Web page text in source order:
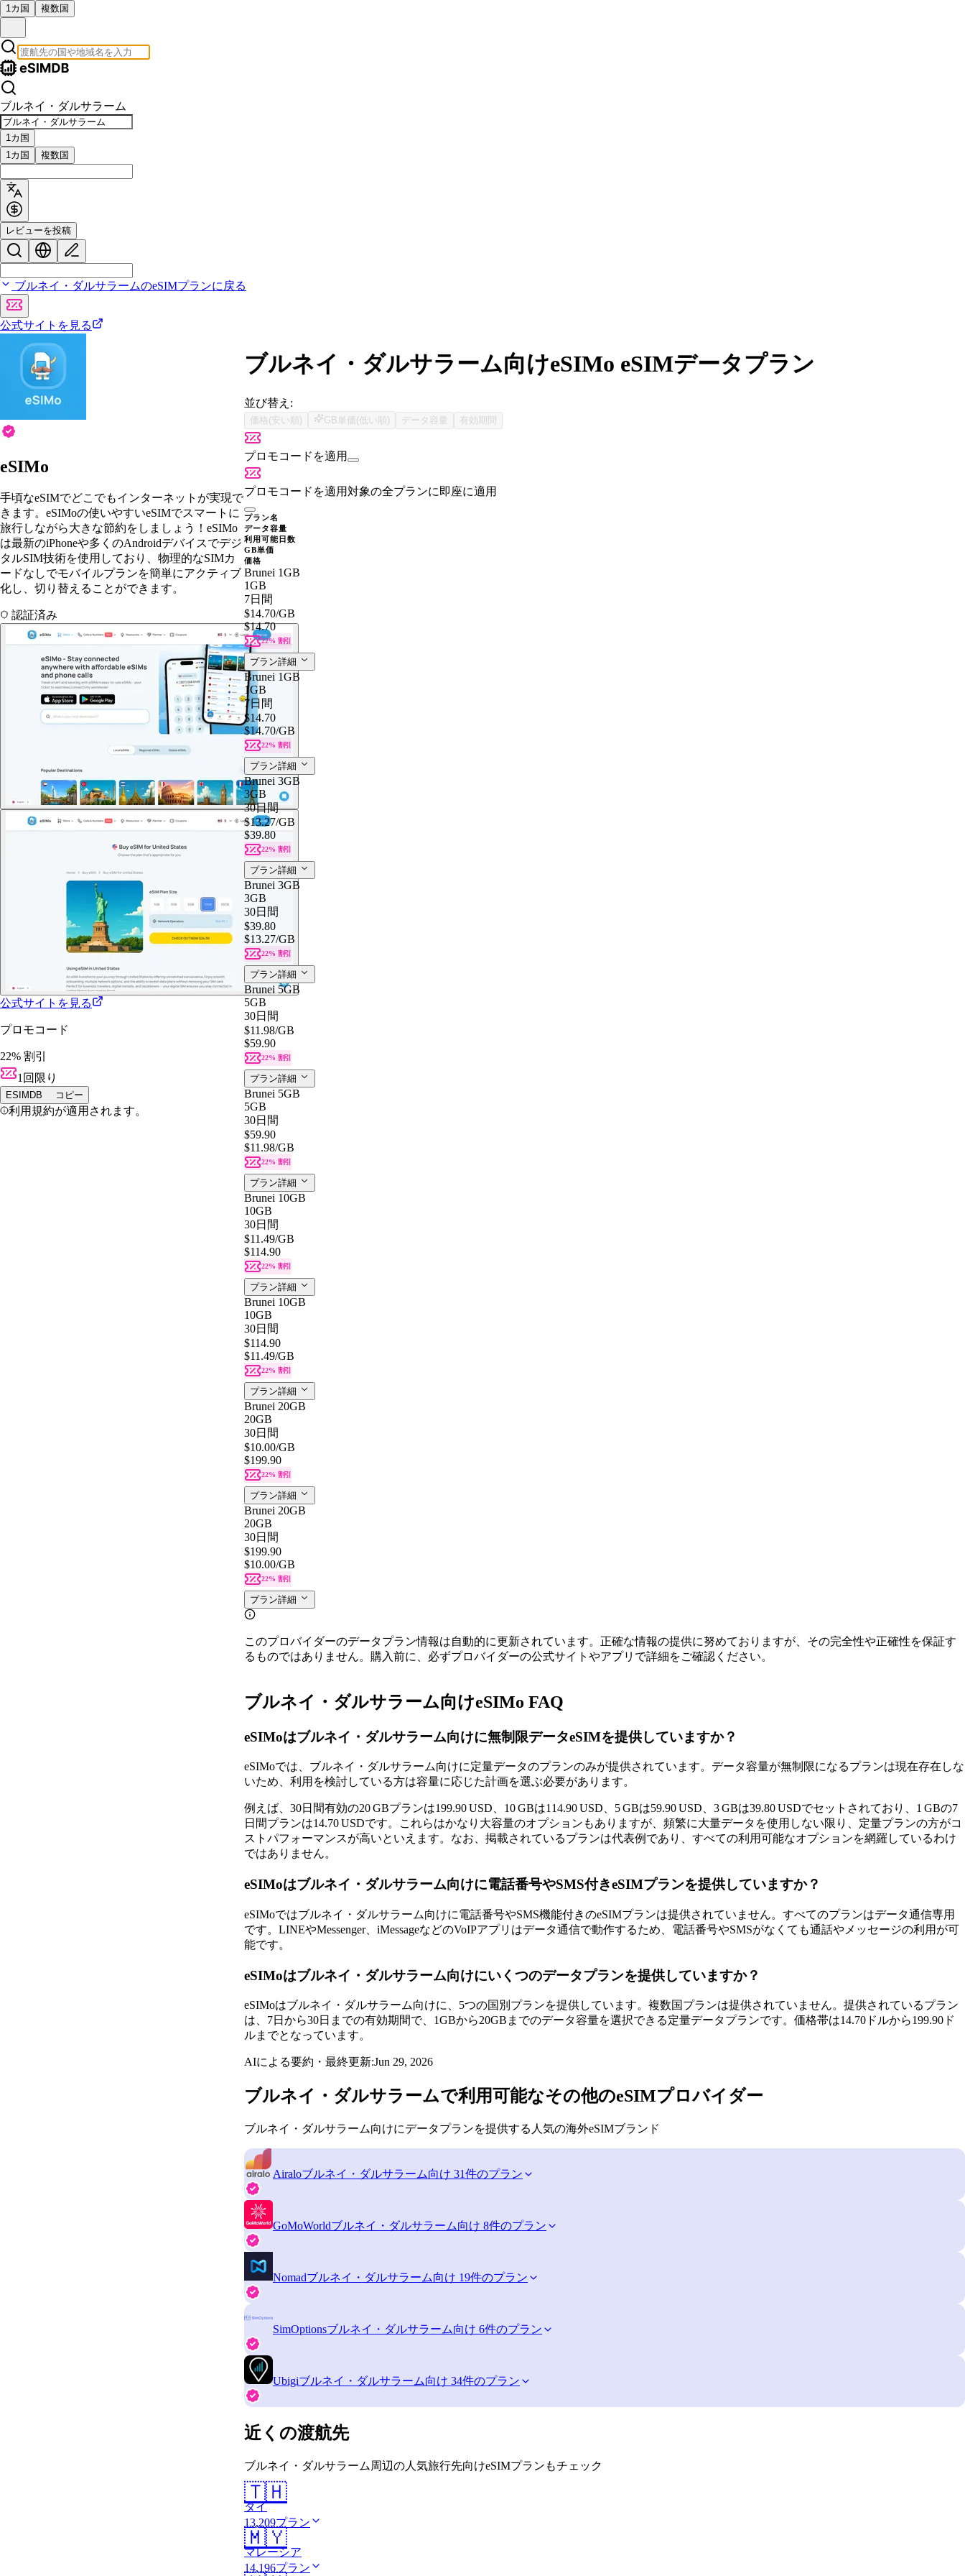
1カ国 複数国
ブルネイ・ダルサラーム
1カ国
1カ国
複数国
レビューを投稿
ブルネイ・ダルサラームのeSIMプランに戻る
公式サイトを見る
eSIMo
手頃なeSIMでどこでもインターネットが実現で
きます。eSIMoの使いやすいeSIMでスマートに
旅行しながら大きな節約をしましょう！eSIMo
は最新のiPhoneや多くのAndroidデバイスでデジ
タルSIM技術を使用しており、物理的なSIMカ
ードなしでモバイルプランを簡単にアクティブ
化し、切り替えることができます。
認証済み
公式サイトを見る
プロモコード
22% 割引
1回限り
ESIMDB コピー
利用規約が適用されます。
ブルネイ・ダルサラーム向けeSIMo eSIMデータプラン
並び替え:
価格(安い順) GB単価(低い順) データ容量 有効期間
プロモコードを適用
プロモコードを適用対象の全プランに即座に適用
プラン名
データ容量
利用可能日数
GB単価
価格
Brunei 1GB
1GB
7日間
$14.70/GB
$14.70
22% 割引
プラン詳細
Brunei 1GB
1GB
7日間
$14.70
$14.70/GB
22% 割引
プラン詳細
Brunei 3GB
3GB
30日間
$13.27/GB
$39.80
22% 割引
プラン詳細
Brunei 3GB
3GB
30日間
$39.80
$13.27/GB
22% 割引
プラン詳細
Brunei 5GB
5GB
30日間
$11.98/GB
$59.90
22% 割引
プラン詳細
Brunei 5GB
5GB
30日間
$59.90
$11.98/GB
22% 割引
プラン詳細
Brunei 10GB
10GB
30日間
$11.49/GB
$114.90
22% 割引
プラン詳細
Brunei 10GB
10GB
30日間
$114.90
$11.49/GB
22% 割引
プラン詳細
Brunei 20GB
20GB
30日間
$10.00/GB
$199.90
22% 割引
プラン詳細
Brunei 20GB
20GB
30日間
$199.90
$10.00/GB
22% 割引
プラン詳細
このプロバイダーのデータプラン情報は自動的に更新されています。正確な情報の提供に努めておりますが、その完全性や正確性を保証す
るものではありません。購入前に、必ずプロバイダーの公式サイトやアプリで詳細をご確認ください。
ブルネイ・ダルサラーム向けeSIMo FAQ
eSIMoはブルネイ・ダルサラーム向けに無制限データeSIMを提供していますか？
eSIMoでは、ブルネイ・ダルサラーム向けに定量データのプランのみが提供されています。データ容量が無制限になるプランは現在存在しな
いため、利用を検討している方は容量に応じた計画を選ぶ必要があります。
例えば、30日間有効の20 GBプランは199.90 USD、10 GBは114.90 USD、5 GBは59.90 USD、3 GBは39.80 USDでセットされており、1 GBの7
日間プランは14.70 USDです。これらはかなり大容量のオプションもありますが、頻繁に大量データを使用しない限り、定量プランの方がコ
ストパフォーマンスが高いといえます。なお、掲載されているプランは代表例であり、すべての利用可能なオプションを網羅しているわけ
ではありません。
eSIMoはブルネイ・ダルサラーム向けに電話番号やSMS付きeSIMプランを提供していますか？
eSIMoではブルネイ・ダルサラーム向けに電話番号やSMS機能付きのeSIMプランは提供されていません。すべてのプランはデータ通信専用
です。LINEやMessenger、iMessageなどのVoIPアプリはデータ通信で動作するため、電話番号やSMSがなくても通話やメッセージの利用が可
能です。
eSIMoはブルネイ・ダルサラーム向けにいくつのデータプランを提供していますか？
eSIMoはブルネイ・ダルサラーム向けに、5つの国別プランを提供しています。複数国プランは提供されていません。提供されているプラン
は、7日から30日までの有効期間で、1GBから20GBまでのデータ容量を選択できる定量データプランです。価格帯は14.70ドルから199.90ド
ルまでとなっています。
AIによる要約・最終更新:Jun 29, 2026
ブルネイ・ダルサラームで利用可能なその他のeSIMプロバイダー
ブルネイ・ダルサラーム向けにデータプランを提供する人気の海外eSIMブランド
Airaloブルネイ・ダルサラーム向け 31件のプラン
GoMoWorldブルネイ・ダルサラーム向け 8件のプラン
Nomadブルネイ・ダルサラーム向け 19件のプラン
SimOptionsブルネイ・ダルサラーム向け 6件のプラン
Ubigiブルネイ・ダルサラーム向け 34件のプラン
近くの渡航先
ブルネイ・ダルサラーム周辺の人気旅行先向けeSIMプランもチェック
🇹🇭
タイ
13,209プラン
🇲🇾
マレーシア
14,196プラン